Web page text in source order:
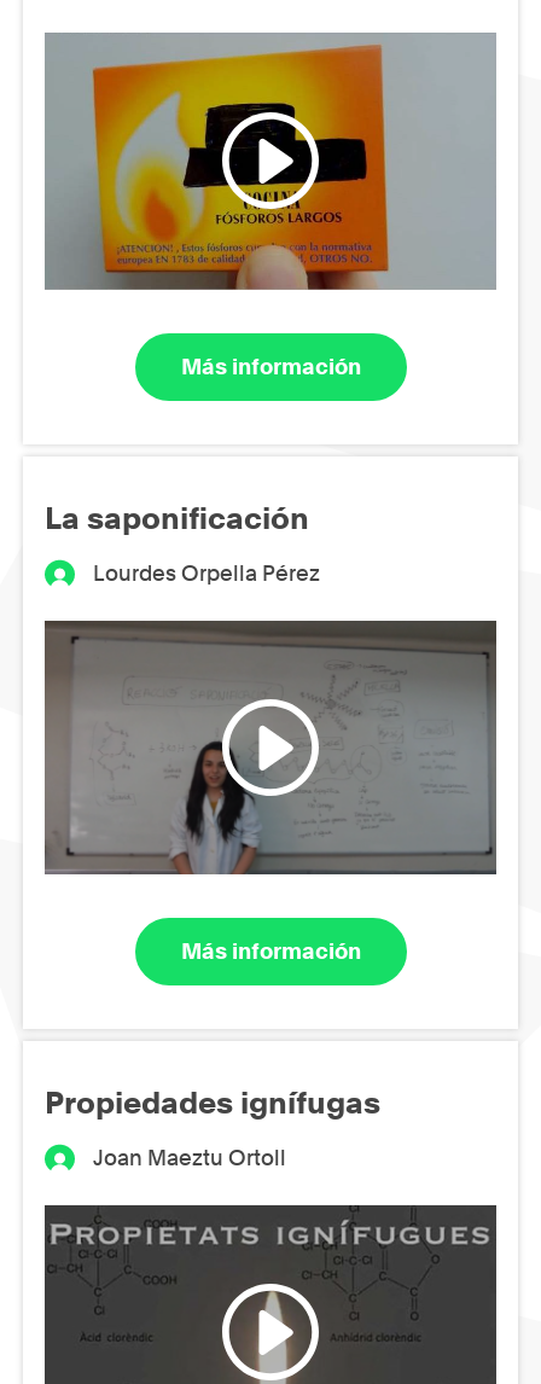
Más información
La saponificación
Lourdes Orpella Pérez
Más información
Propiedades ignífugas
Joan Maeztu Ortoll